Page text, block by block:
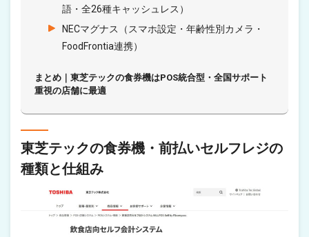
語・全26種キャッシュレス）
NECマグナス（スマホ設定・年齢性別カメラ・
FoodFrontia連携）
まとめ｜東芝テックの食券機はPOS統合型・全国サポート
重視の店舗に最適
東芝テックの食券機・前払いセルフレジの
種類と仕組み